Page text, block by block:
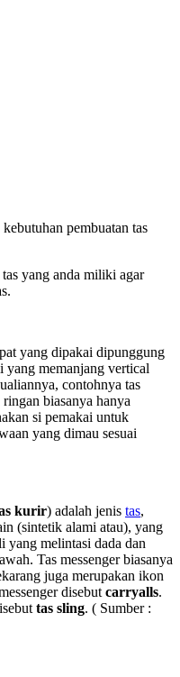
pembuatan tas
yang anda miliki agar
yang dipakai dipunggung
yang memanjang vertical
contohnya tas
biasanya hanya
si pemakai untuk
yang dimau sesuai
kurir) adalah jenis tas,
(sintetik alami atau), yang
yang melintasi dada dan
Tas messenger biasanya
juga merupakan ikon
disebut carryalls.
tas sling. ( Sumber :